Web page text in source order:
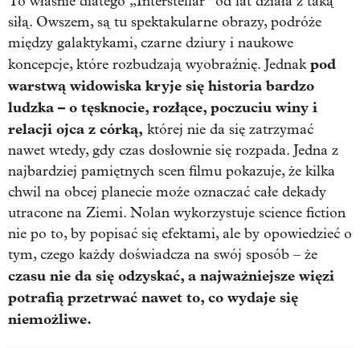
siłą. Owszem, są tu spektakularne obrazy, podróże
między galaktykami, czarne dziury i naukowe
koncepcje, które rozbudzają wyobraźnię. Jednakpod
warstwą widowiska kryje się historia bardzo
ludzka – o tęsknocie, rozłące, poczuciu winy i
relacji ojca z córką, której nie da się zatrzymać
nawet wtedy, gdy czas dosłownie się rozpada. Jedna z
najbardziej pamiętnych scen filmu pokazuje, że kilka
chwil na obcej planecie może oznaczać całe dekady
utracone na Ziemi. Nolan wykorzystuje science fiction
nie po to, by popisać się efektami, ale by opowiedzieć o
tym, czego każdy doświadcza na swój sposób – że
czasu nie da się odzyskać, a najważniejsze więzi
potrafią przetrwać nawet to, co wydaje się
niemożliwe.